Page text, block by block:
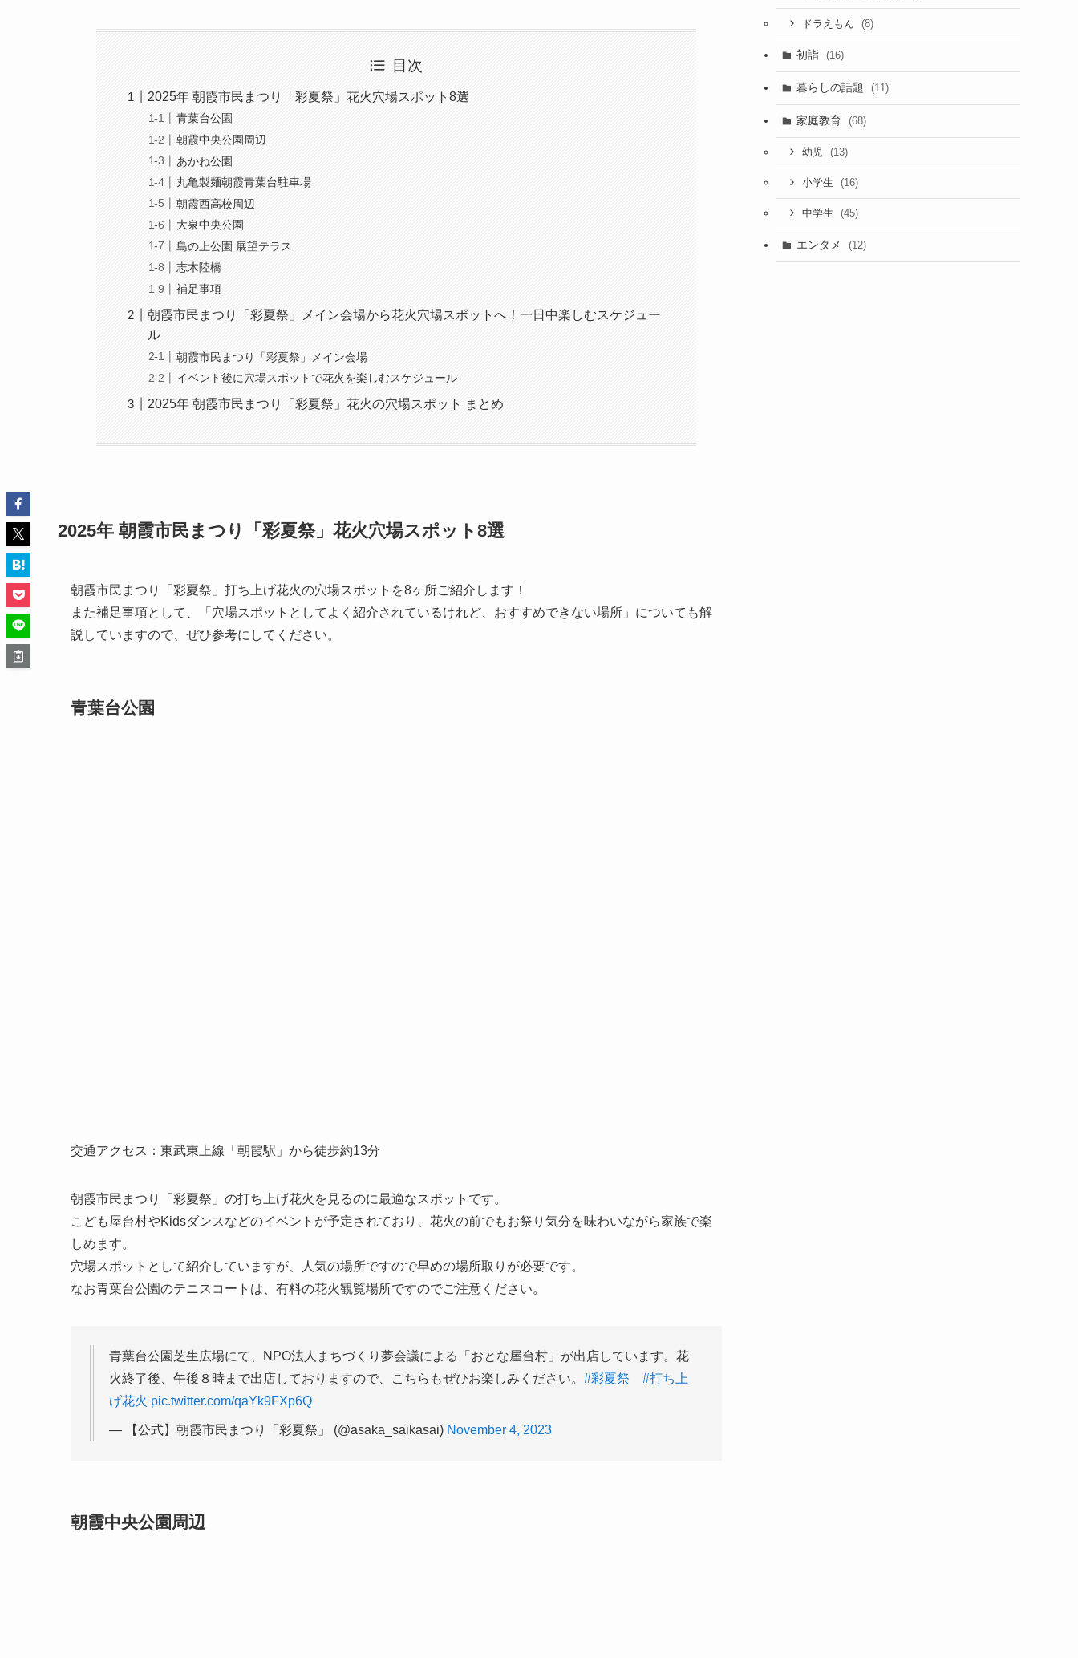
目次
2025年 朝霞市民まつり「彩夏祭」花火穴場スポット8選
青葉台公園
朝霞中央公園周辺
あかね公園
丸亀製麺朝霞青葉台駐車場
朝霞西高校周辺
大泉中央公園
島の上公園 展望テラス
志木陸橋
補足事項
朝霞市民まつり「彩夏祭」メイン会場から花火穴場スポットへ！一日中楽しむスケジュー
ル
朝霞市民まつり「彩夏祭」メイン会場
イベント後に穴場スポットで花火を楽しむスケジュール
2025年 朝霞市民まつり「彩夏祭」花火の穴場スポット まとめ
2025年 朝霞市民まつり「彩夏祭」花火穴場スポット8選
朝霞市民まつり「彩夏祭」打ち上げ花火の穴場スポットを8ヶ所ご紹介します！
また補足事項として、「穴場スポットとしてよく紹介されているけれど、おすすめできない場所」についても解
説していますので、ぜひ参考にしてください。
青葉台公園
交通アクセス：東武東上線「朝霞駅」から徒歩約13分
朝霞市民まつり「彩夏祭」の打ち上げ花火を見るのに最適なスポットです。
こども屋台村やKidsダンスなどのイベントが予定されており、花火の前でもお祭り気分を味わいながら家族で楽
しめます。
穴場スポットとして紹介していますが、人気の場所ですので早めの場所取りが必要です。
なお青葉台公園のテニスコートは、有料の花火観覧場所ですのでご注意ください。
青葉台公園芝生広場にて、NPO法人まちづくり夢会議による「おとな屋台村」が出店しています。花
火終了後、午後８時まで出店しておりますので、こちらもぜひお楽しみください。 #彩夏祭
#打ち上
げ花火 pic.twitter.com/qaYk9FXp6Q
— 【公式】朝霞市民まつり「彩夏祭」 (@asaka_saikasai) November 4, 2023
朝霞中央公園周辺
ドラえもん (8)
初詣 (16)
暮らしの話題 (11)
家庭教育 (68)
幼児 (13)
小学生 (16)
中学生 (45)
エンタメ (12)